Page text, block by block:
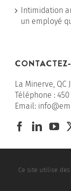
Intimidation
un employé
La Minerve, QC
Téléphone : 450
Email:
INSCRIVEZ-
Ce site utilise